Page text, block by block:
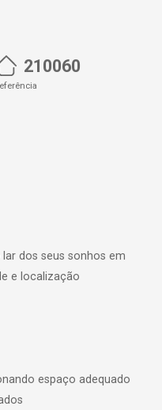
210060
dos seus sonhos em
e localização
espaço adequado